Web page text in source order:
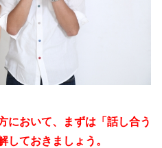
において、まずは「話し合う
しておきましょう。